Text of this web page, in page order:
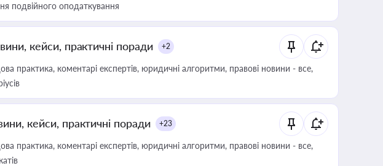
подвійного оподаткування
кейси, практичні поради +2
практика, коментарі експертів, юридичні алгоритми, правові новини - все,
кейси, практичні поради +23
практика, коментарі експертів, юридичні алгоритми, правові новини - все,